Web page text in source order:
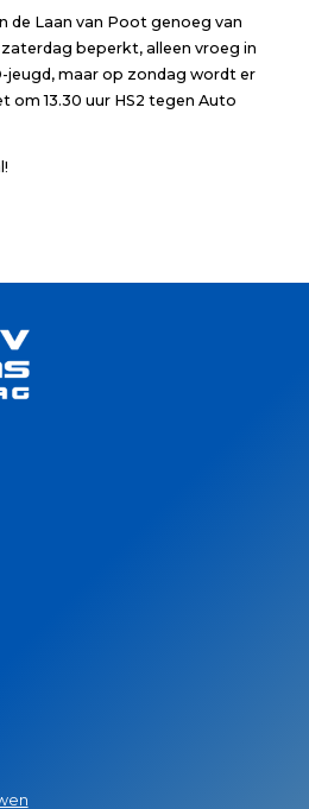
de Laan van Poot genoeg van
beperkt, alleen vroeg in
jeugd, maar op zondag wordt er
om 13.30 uur HS2 tegen Auto